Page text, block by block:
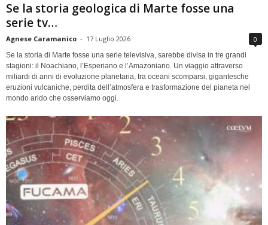
Se la storia geologica di Marte fosse una
serie tv…
Agnese Caramanico - 17 Luglio 2026 0
Se la storia di Marte fosse una serie televisiva, sarebbe divisa in tre grandi
stagioni: il Noachiano, l’Esperiano e l’Amazoniano. Un viaggio attraverso
miliardi di anni di evoluzione planetaria, tra oceani scomparsi, gigantesche
eruzioni vulcaniche, perdita dell’atmosfera e trasformazione del pianeta nel
mondo arido che osserviamo oggi.